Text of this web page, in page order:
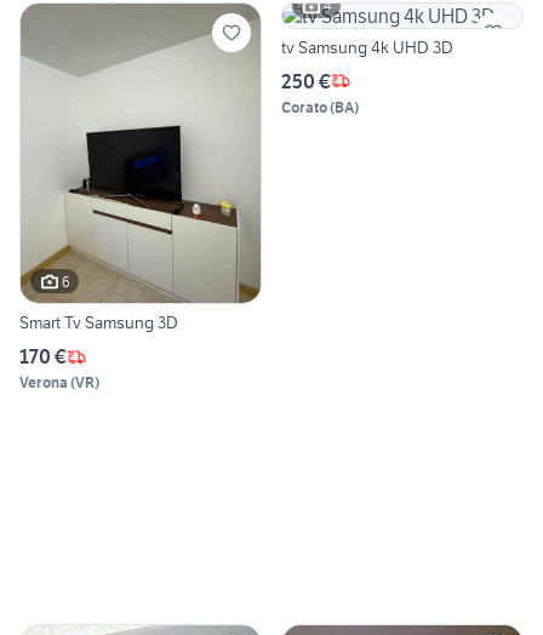
6
Smart Tv Samsung 3D
170 €
Verona (VR)
4
tv Samsung 4k UHD 3D
250 €
Corato(BA)